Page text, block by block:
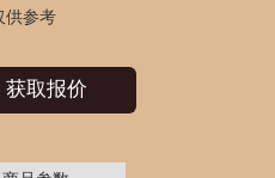
供参考
获取报价